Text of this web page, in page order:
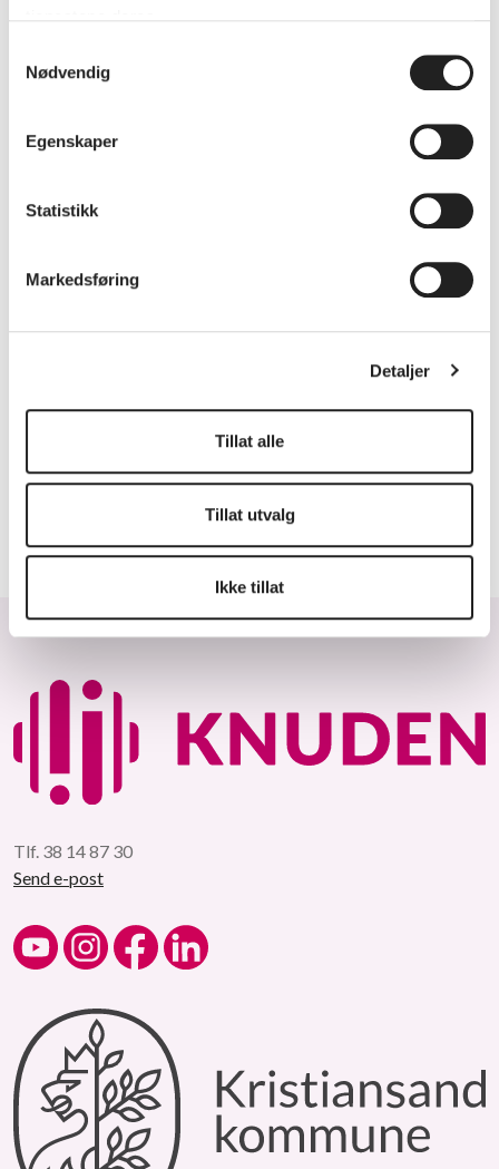
Nødvendig
Egenskaper
Statistikk
Markedsføring
Detaljer
Tillat alle
Tillat utvalg
Ikke tillat
ER DET MULIG Å BYTTE LÆRER?
ER DET MULIG Å BYTTE
FØLGER KULTURSKOLEN GRUNNSKOLENS
JEG ØNSKER ET KUNSTNERISK INNSLAG
FRA KULTURSKOLEN. HVA GJØR JEG?
Forside Praktisk info Ofte stilte Spørsmål
Tlf. 38 14 87 30
Send e-post